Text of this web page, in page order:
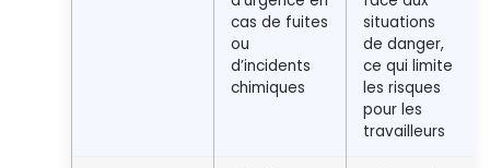
cas de fuites
ou
d’incidents
chimiques
situations
de danger,
ce qui limite
les risques
pour les
travailleurs